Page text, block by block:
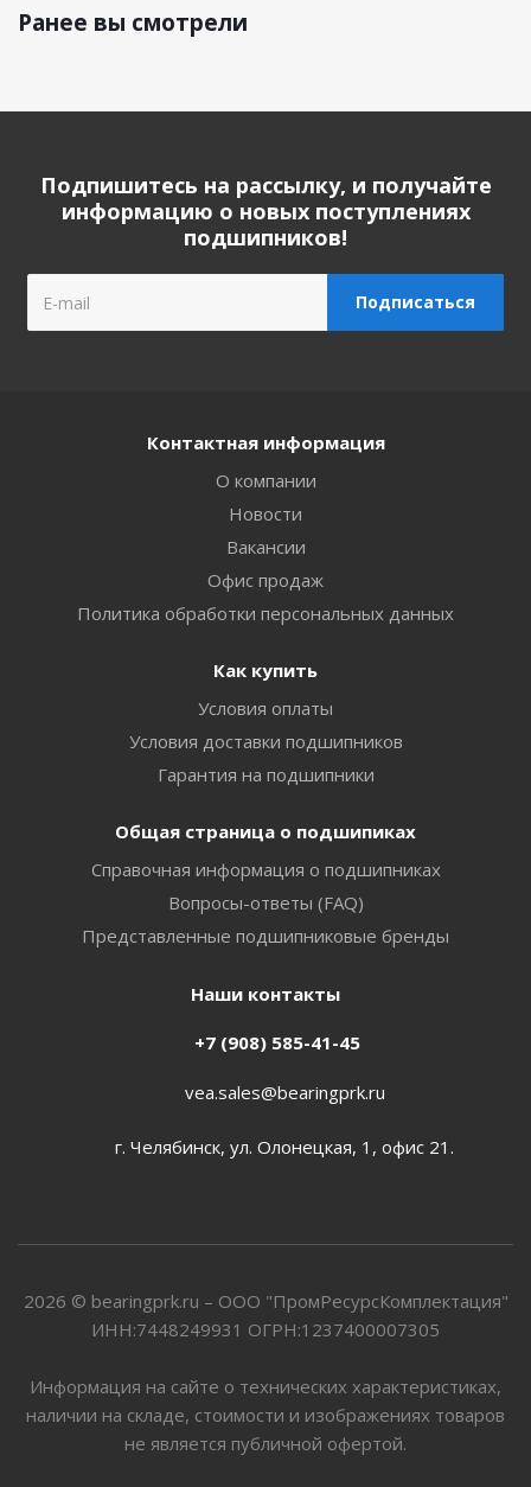
Ранее вы смотрели
Подпишитесь на рассылку, и получайте
информацию о новых поступлениях
подшипников!
Контактная информация
О компании
Новости
Вакансии
Офис продаж
Политика обработки персональных данных
Как купить
Условия оплаты
Условия доставки подшипников
Гарантия на подшипники
Общая страница о подшипиках
Справочная информация о подшипниках
Вопросы-ответы (FAQ)
Представленные подшипниковые бренды
Наши контакты
+7 (908) 585-41-45
vea.sales@bearingprk.ru
г. Челябинск, ул. Олонецкая, 1, офис 21.
2026 © bearingprk.ru – ООО "ПромРесурсКомплектация"
ИНН:7448249931 ОГРН:1237400007305
Информация на сайте о технических характеристиках,
наличии на складе, стоимости и изображениях товаров
не является публичной офертой.